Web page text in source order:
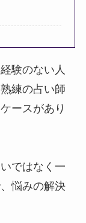
験のない人
練の占い師
ースがあり
ではなく一
悩みの解決